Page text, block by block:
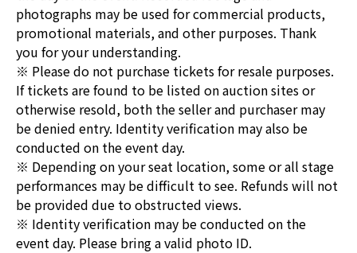
photographs may be used for commercial products,
promotional materials, and other purposes. Thank
you for your understanding.
※ Please do not purchase tickets for resale purposes.
If tickets are found to be listed on auction sites or
otherwise resold, both the seller and purchaser may
be denied entry. Identity verification may also be
conducted on the event day.
※ Depending on your seat location, some or all stage
performances may be difficult to see. Refunds will not
be provided due to obstructed views.
※ Identity verification may be conducted on the
event day. Please bring a valid photo ID.